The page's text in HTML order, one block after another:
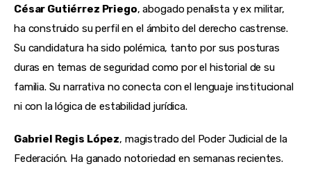
César Gutiérrez Priego, abogado penalista y ex militar,
ha construido su perfil en el ámbito del derecho castrense.
Su candidatura ha sido polémica, tanto por sus posturas
duras en temas de seguridad como por el historial de su
familia. Su narrativa no conecta con el lenguaje institucional
ni con la lógica de estabilidad jurídica.
Gabriel Regis López, magistrado del Poder Judicial de la
Federación. Ha ganado notoriedad en semanas recientes.